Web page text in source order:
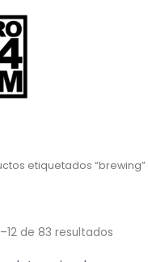
etiquetados “brewing”
de 83 resultados